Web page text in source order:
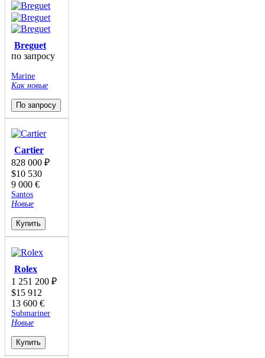
Breguet
по запросу
Marine
Как новые
По запросу
Cartier
828 000 ₽
$10 530
9 000 €
Santos
Новые
Купить
Rolex
1 251 200 ₽
$15 912
13 600 €
Submariner
Новые
Купить